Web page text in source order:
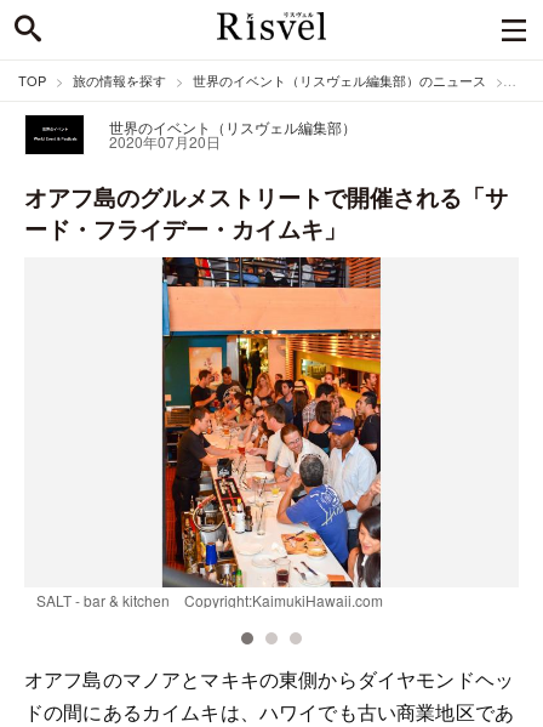
TOP 旅の情報を探す 世界のイベント（リスヴェル編集部）のニュース
世界のイベント（リスヴェル編集部）
2020年07月20日
オアフ島のグルメストリートで開催される「サ
ード・フライデー・カイムキ」
SALT - bar & kitchen Copyright:KaimukiHawaii.com
オアフ島のマノアとマキキの東側からダイヤモンドヘッ
ドの間にあるカイムキは、ハワイでも古い商業地区であ